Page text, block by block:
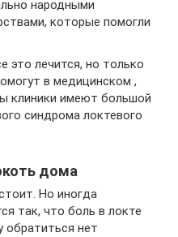
народными
которые помогли
это лечится, но только
в медицинском ,
клиники имеют большой
синдрома локтевого
дома
Но иногда
так, что боль в локте
обратиться нет